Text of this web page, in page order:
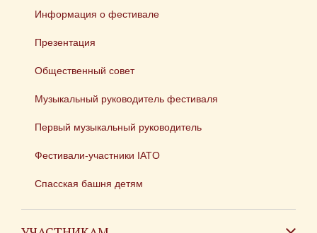
Информация о фестивале
Презентация
Общественный совет
Музыкальный руководитель фестиваля
Первый музыкальный руководитель
Фестивали-участники IATO
Спасская башня детям